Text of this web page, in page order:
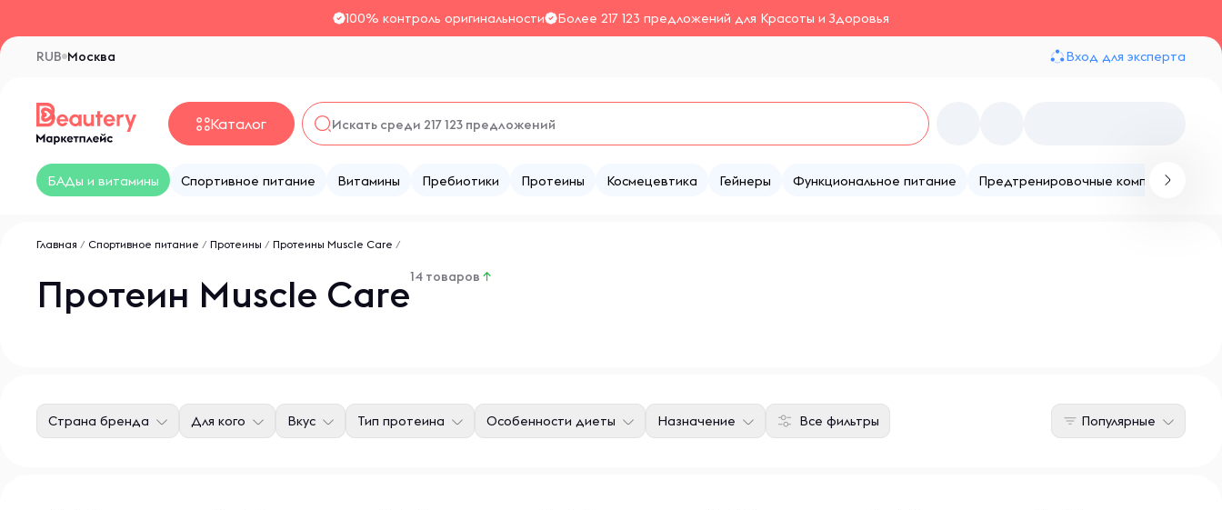
100% контроль оригинальности Более 217 123 предложений для Красоты и Здоровья
Москва
RUB Вход для эксперта
Каталог
БАДы и витамины Спортивное питание Витамины Пребиотики Протеины Космецевтика Гейнеры Функциональное питание Предтренировочные комплексы
Главная / Спортивное питание / Протеины / Протеины Muscle Care /
Протеин Muscle Care14 товаров ↑
Все фильтры
Страна бренда Для кого Вкус Тип протеина Особенности диеты Назначение Популярные